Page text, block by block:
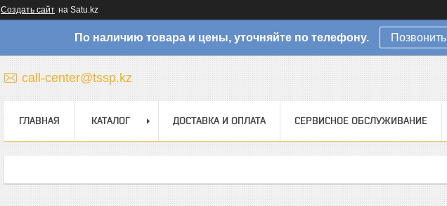
Создать сайт на Satu.kz
По наличию товара и цены, уточняйте по телефону. Позвонить
call-center@tssp.kz
ГЛАВНАЯ КАТАЛОГ ДОСТАВКА И ОПЛАТА СЕРВИСНОЕ ОБСЛУЖИВАНИЕ